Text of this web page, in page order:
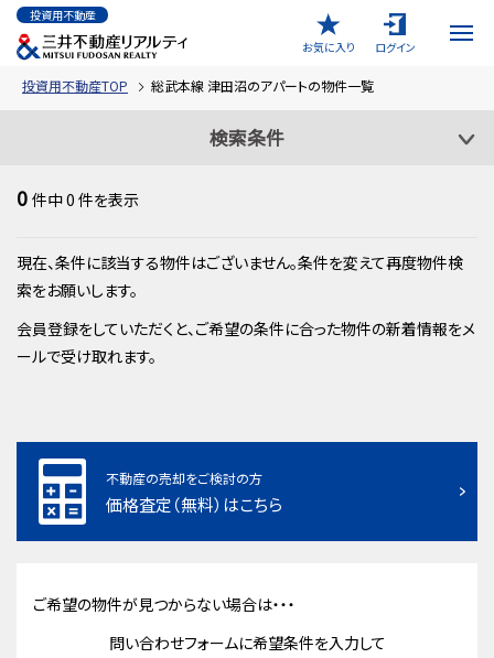
投資用不動産
お気に入り
ログイン
投資用不動産TOP 総武本線 津田沼のアパートの物件一覧
検索条件
0 件中0 件を表示
現在、条件に該当する物件はございません。条件を変えて再度物件検
索をお願いします。
会員登録をしていただくと、ご希望の条件に合った物件の新着情報をメ
ールで受け取れます。
不動産の売却をご検討の方
価格査定（無料）はこちら
ご希望の物件が見つからない場合は・・・
問い合わせフォームに希望条件を入力して